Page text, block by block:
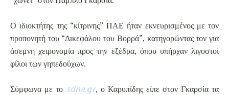
Ο ιδιοκτήτης της “κίτρινης” ΠΑΕ ήταν εκνευρισμένος με τον
προπονητή του “Δικεφάλου του Βορρά”, κατηγορώντας τον για
άσεμνη χειρονομία προς την εξέδρα, όπου υπήρχαν λιγοστοί
φίλοι των γηπεδούχων.
Σύμφωνα με το sdna.gr, ο Καρυπίδης είπε στον Γκαρσία τα